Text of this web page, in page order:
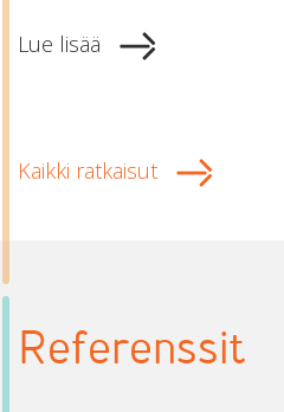
Lue lisää
Kaikki ratkaisut
Referenssit